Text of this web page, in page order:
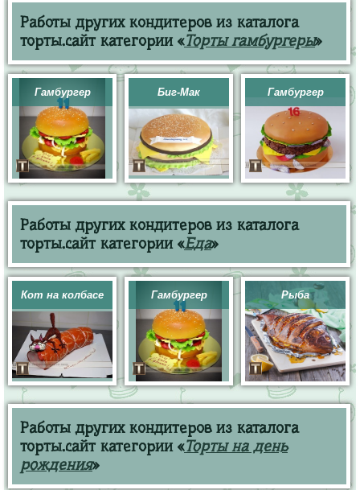
Работы других кондитеров из каталога
торты.сайт категории «Торты гамбургеры»
Гамбургер Биг-Мак Гамбургер
Работы других кондитеров из каталога
торты.сайт категории «Еда»
Кот на колбасе Гамбургер Рыба
Работы других кондитеров из каталога
торты.сайт категории «Торты на день
рождения»